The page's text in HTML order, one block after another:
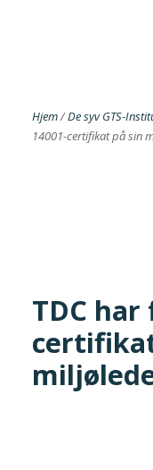
Foreningen
Search
Hjem/De syv GTS-
14001-certifikat på sin
TDC har